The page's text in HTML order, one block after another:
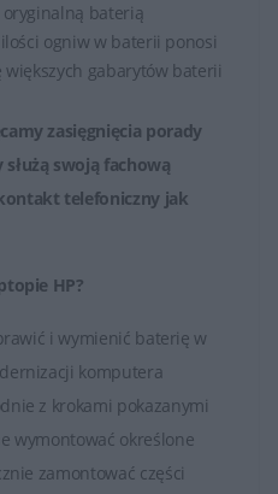
baterią
ogniw w baterii ponosi
większych gabarytów baterii
zasięgnięcia porady
swoją fachową
telefoniczny jak
HP?
i wymienić baterię w
komputera
z krokami pokazanymi
wymontować określone
zamontować części